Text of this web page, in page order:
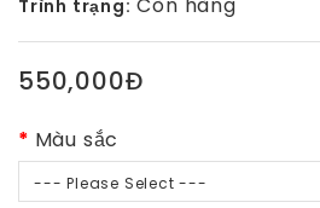
Trình trạng: Còn hàng
550,000Đ
Màu sắc
--- Please Select ---